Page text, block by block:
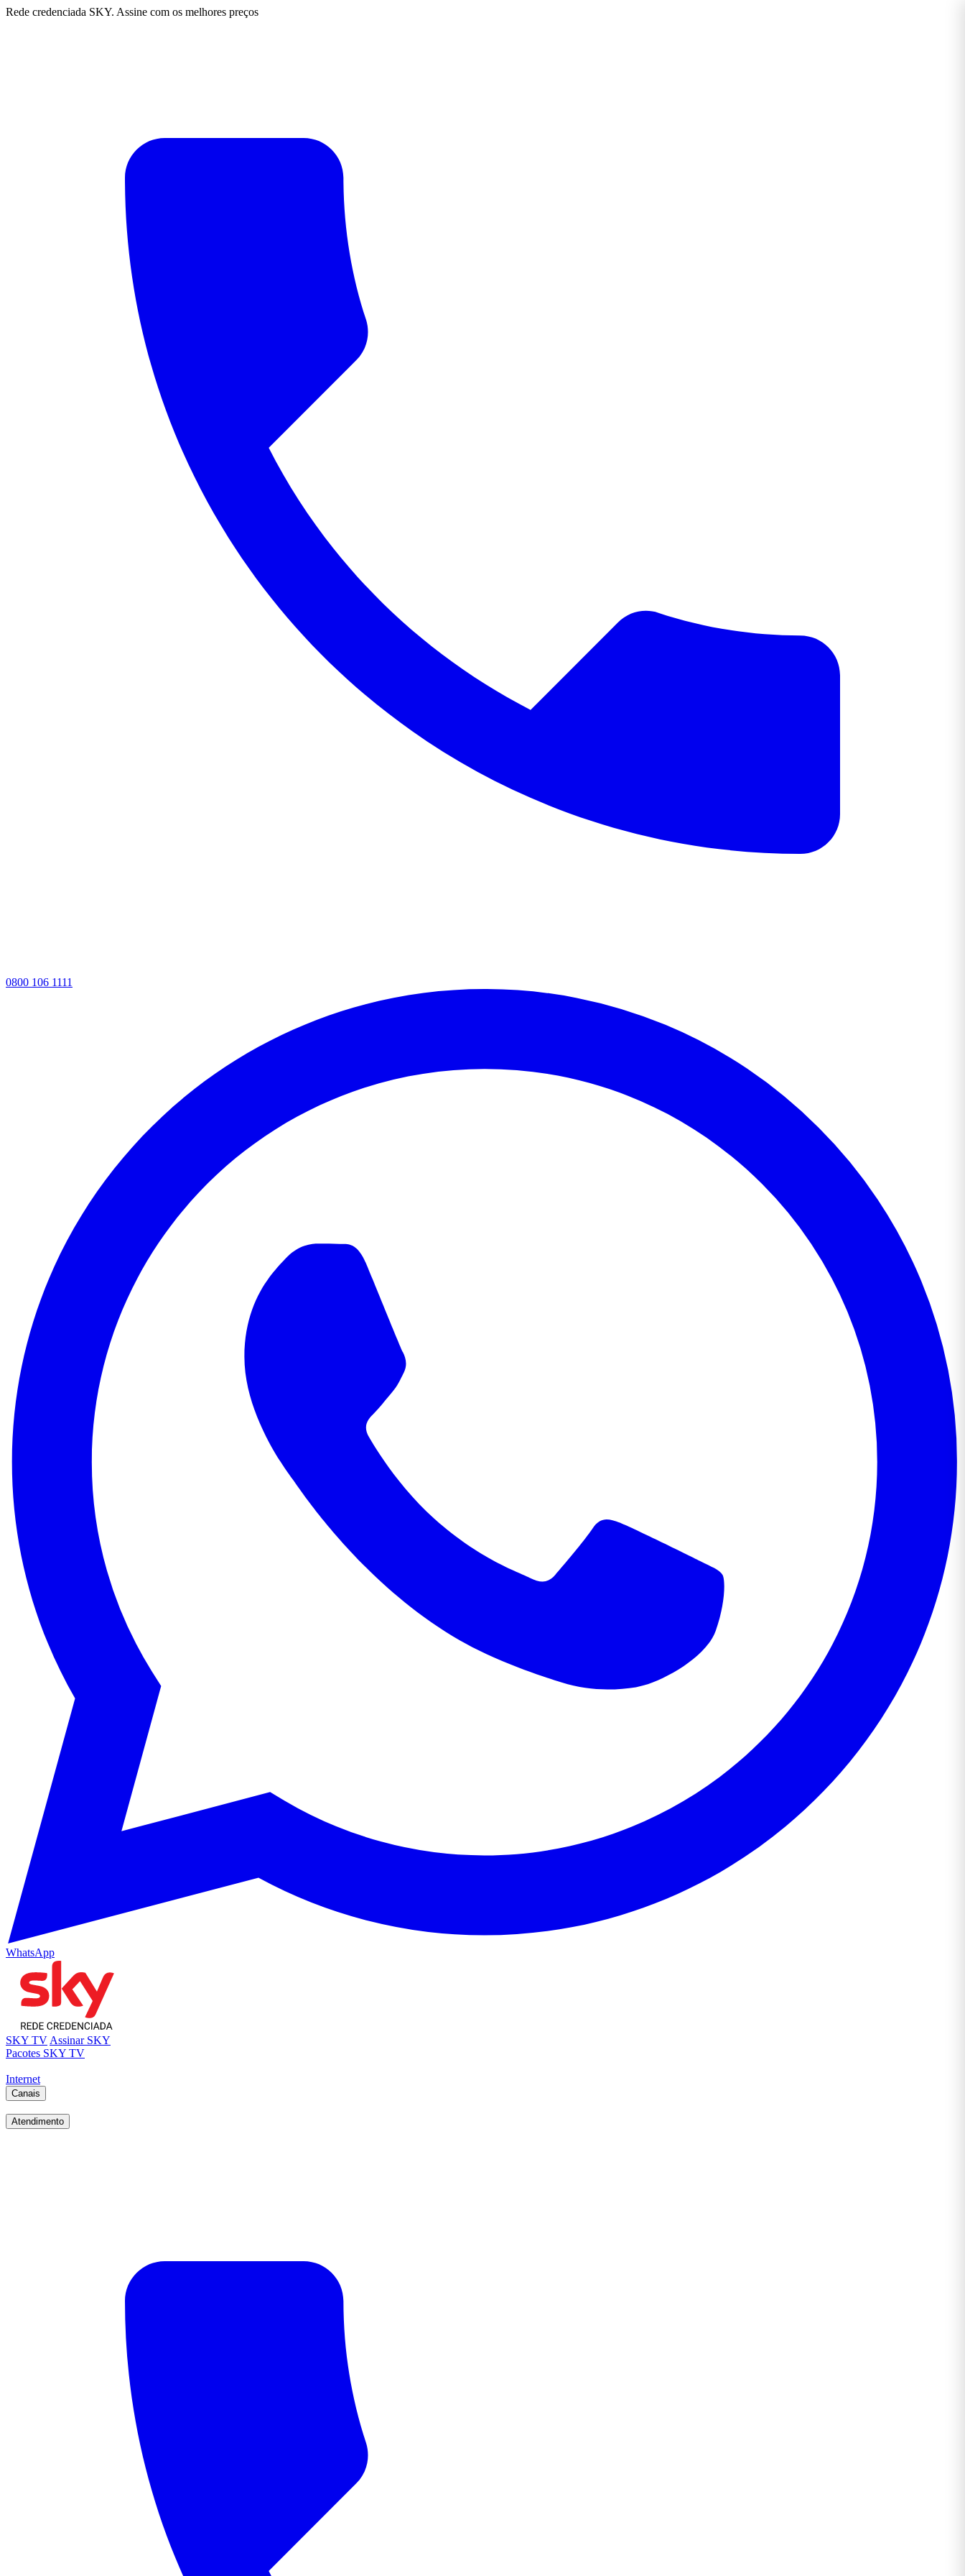
Rede credenciada SKY. Assine com os melhores preços
0800 106 1111
WhatsApp
SKY TV Assinar SKY
Pacotes SKY TV
Internet
Canais
Atendimento